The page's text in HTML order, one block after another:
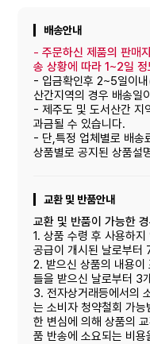
배송안내
-주문하신 제품의 판매
송 상황에 따라 1~2일
- 입금확인후 2~5일이
산간지역의 경우 배송일
- 제주도 및 도서산간 지
과금될 수 있습니다.
- 단,특정 업체별로 배송
상품별로 공지된 상품설
교환 및 반품안내
교환 및 반품이 가능한
1. 상품 수령 후 사용하
공급이 개시된 날로부터
2. 받으신 상품의 내용이
들을 받으신 날로부터 3
3. 전자상거래등에서의
는 소비자 청약철회 가
한 변심에 의해 상품의
품 반송에 소요되는 비